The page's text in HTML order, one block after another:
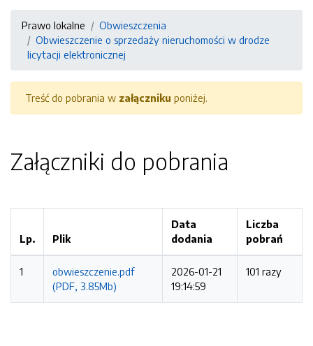
Prawo lokalne
Obwieszczenia
Obwieszczenie o sprzedaży nieruchomości w drodze
licytacji elektronicznej
Treść do pobrania w załączniku poniżej.
Załączniki do pobrania
Lp. Plik
Data
dodania
Liczba
pobrań
1
obwieszczenie.pdf
(PDF, 3.85Mb)
2026-01-21
19:14:59
101 razy